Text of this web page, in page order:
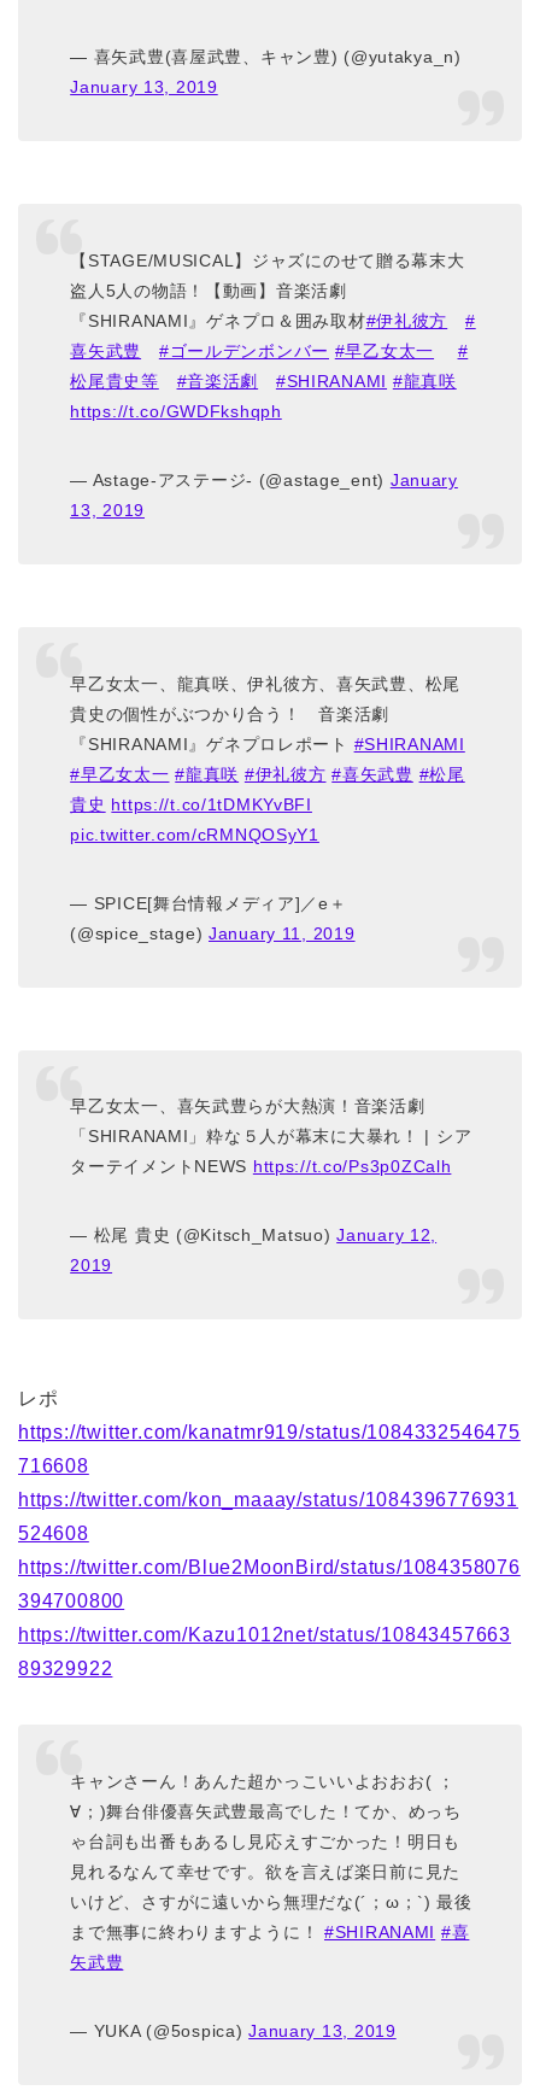
— 喜矢武豊(喜屋武豊、キャン豊) (@yutakya_n)
January 13, 2019
【STAGE/MUSICAL】ジャズにのせて贈る幕末大
盗人5人の物語！【動画】音楽活劇
『SHIRANAMI』ゲネプロ＆囲み取材#伊礼彼方
#
喜矢武豊
#ゴールデンボンバー #早乙女太一
#
松尾貴史等
#音楽活劇 #SHIRANAMI #龍真咲
https://t.co/GWDFkshqph
— Astage-アステージ- (@astage_ent) January
13, 2019
早乙女太一、龍真咲、伊礼彼方、喜矢武豊、松尾
貴史の個性がぶつかり合う！ 音楽活劇
『SHIRANAMI』ゲネプロレポート #SHIRANAMI
#早乙女太一 #龍真咲 #伊礼彼方 #喜矢武豊 #松尾
貴史 https://t.co/1tDMKYvBFI
pic.twitter.com/cRMNQOSyY1
— SPICE[舞台情報メディア]／e＋
(@spice_stage) January 11, 2019
早乙女太一、喜矢武豊らが大熱演！音楽活劇
「SHIRANAMI」粋な５人が幕末に大暴れ！ | シア
ターテイメントNEWS https://t.co/Ps3p0ZCalh
— 松尾 貴史 (@Kitsch_Matsuo)January 12,
2019
レポ
https://twitter.com/kanatmr919/status/1084332546475
716608
https://twitter.com/kon_maaay/status/1084396776931
524608
https://twitter.com/Blue2MoonBird/status/1084358076
394700800
https://twitter.com/Kazu1012net/status/10843457663
89329922
キャンさーん！あんた超かっこいいよおおお( ；
∀；)舞台俳優喜矢武豊最高でした！てか、めっち
ゃ台詞も出番もあるし見応えすごかった！明日も
見れるなんて幸せです。欲を言えば楽日前に見た
いけど、さすがに遠いから無理だな(´；ω；`) 最後
まで無事に終わりますように！ #SHIRANAMI #喜
矢武豊
— YUKA (@5ospica)January 13, 2019